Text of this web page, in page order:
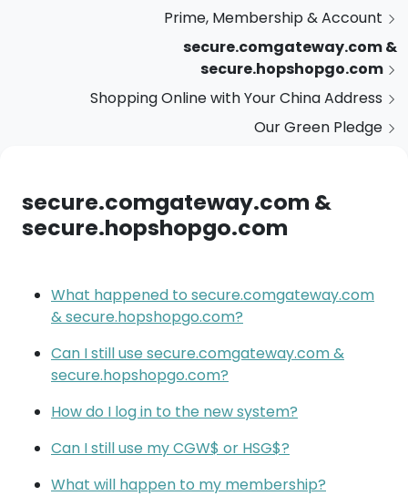
Prime, Membership & Account
secure.comgateway.com &
secure.hopshopgo.com
Shopping Online with Your China Address
Our Green Pledge
secure.comgateway.com &
secure.hopshopgo.com
What happened to secure.comgateway.com
& secure.hopshopgo.com?
Can I still use secure.comgateway.com &
secure.hopshopgo.com?
How do I log in to the new system?
Can I still use my CGW$ or HSG$?
What will happen to my membership?